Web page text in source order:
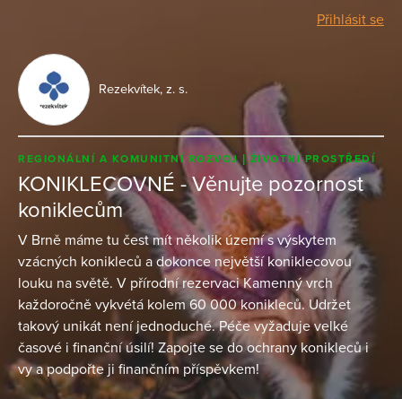
Přihlásit se
Rezekvítek, z. s.
REGIONÁLNÍ A KOMUNITNÍ ROZVOJ ŽIVOTNÍ PROSTŘEDÍ
KONIKLECOVNÉ - Věnujte pozornost
koniklecům
V Brně máme tu čest mít několik území s výskytem
vzácných konikleců a dokonce největší koniklecovou
louku na světě. V přírodní rezervaci Kamenný vrch
každoročně vykvétá kolem 60 000 konikleců. Udržet
takový unikát není jednoduché. Péče vyžaduje velké
časové i finanční úsilí! Zapojte se do ochrany konikleců i
vy a podpořte ji finančním příspěvkem!